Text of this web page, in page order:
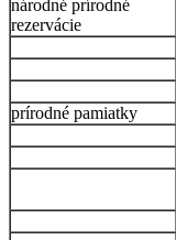
národné prírodné
rezervácie
prírodné pamiatky